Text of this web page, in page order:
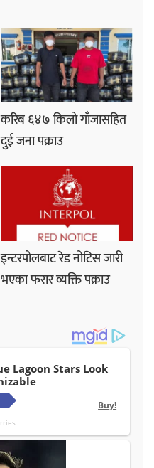
करिब ६४७ किलो गाँजासहित
दुई जना पक्राउ
इन्टरपोलबाट रेड नोटिस जारी
भएका फरार व्यक्ति पक्राउ